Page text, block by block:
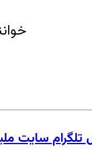
تلگرام سایت